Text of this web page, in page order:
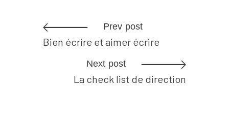
Prev post
Bien écrire et aimer écrire
Next post
La check list de direction